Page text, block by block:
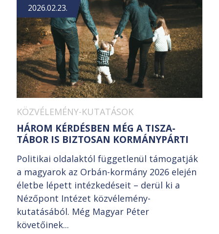
2026.02.23.
KÖZVÉLEMÉNY-KUTATÁSOK
HÁROM KÉRDÉSBEN MÉG A TISZA-
TÁBOR IS BIZTOSAN KORMÁNYPÁRTI
Politikai oldalaktól függetlenül támogatják
a magyarok az Orbán-kormány 2026 elején
életbe lépett intézkedéseit – derül ki a
Nézőpont Intézet közvélemény-
kutatásából. Még Magyar Péter
követőinek...